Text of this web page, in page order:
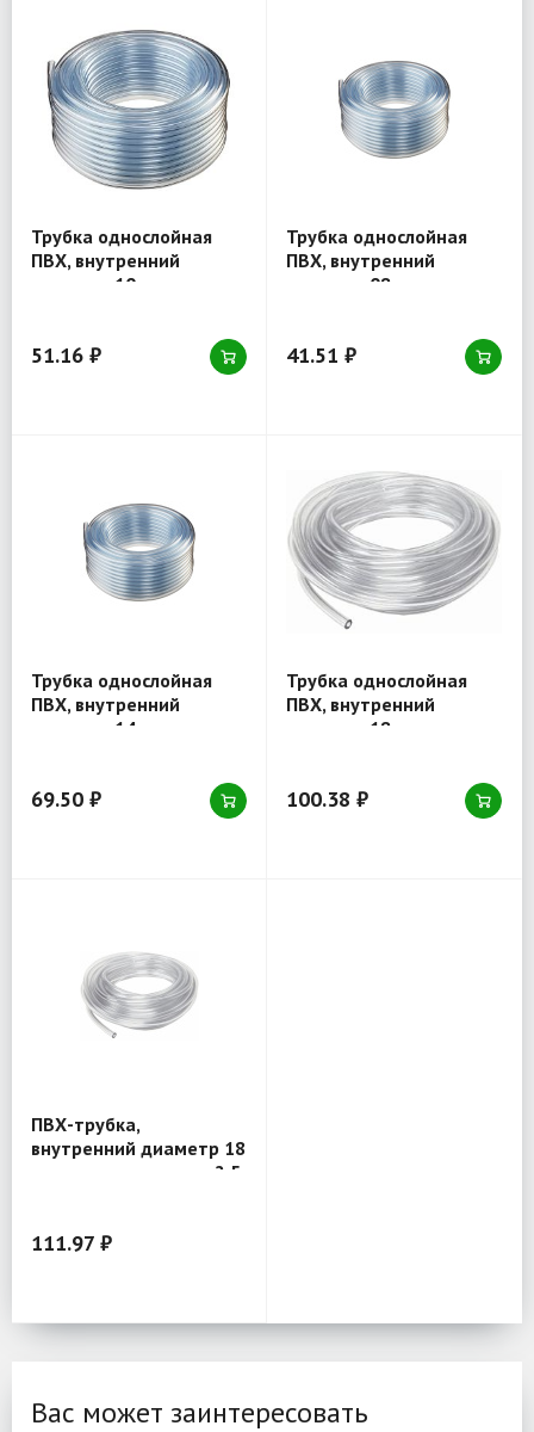
Трубка однослойная
ПВХ, внутренний
диаметр 10 мм,
51.16 ₽
Трубка однослойная
ПВХ, внутренний
диаметр 08 мм,
41.51 ₽
Трубка однослойная
ПВХ, внутренний
диаметр 14 мм,
69.50 ₽
Трубка однослойная
ПВХ, внутренний
диаметр 18 мм,
100.38 ₽
ПВХ-трубка,
внутренний диаметр 18
мм, толщина стенки 2,5
111.97 ₽
Вас может заинтересовать